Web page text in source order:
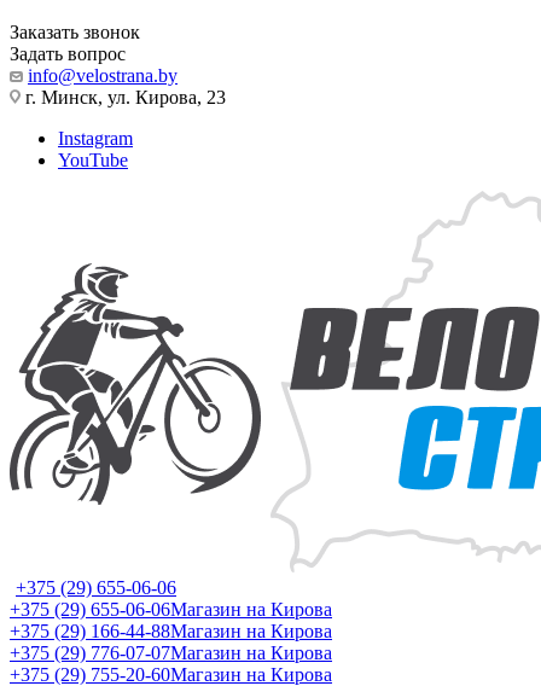
Заказать звонок
Задать вопрос
info@velostrana.by
г. Минск, ул. Кирова, 23
Instagram
YouTube
+375 (29) 655-06-06
+375 (29) 655-06-06Магазин на Кирова
+375 (29) 166-44-88Магазин на Кирова
+375 (29) 776-07-07Магазин на Кирова
+375 (29) 755-20-60Магазин на Кирова